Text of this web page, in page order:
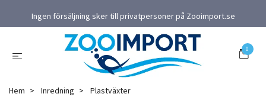
Ingen försäljning sker till privatpersoner på Zooimport.se
0
Hem Inredning
Plastväxter